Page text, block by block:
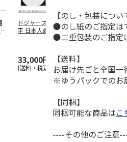
ドジャース 大谷翔
平 日本人最多53試
合連続出塁記念 ダ
33,000円
(送料・税込)
MLB ドジャース
谷翔平 2026 NL
4月投手…
(送料・税込)
【のし・包装につい
●のし紙のご指定は
●二重包装のご指定
【送料】
お届け先ごと全国一
※ゆうパックでのお
【同梱】
同梱可能な商品はこ
----その他のご注意